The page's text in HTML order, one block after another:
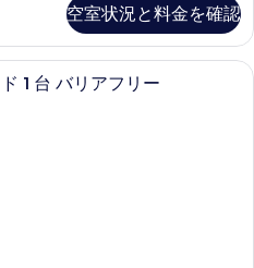
空室状況と料金を確認
スーペリア ルーム ダブルベッド 1
1 台 バリアフリー